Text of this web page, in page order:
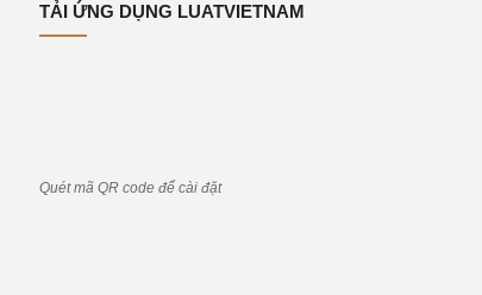
TẢI ỨNG DỤNG LUATVIETNAM
Quét mã QR code để cài đặt